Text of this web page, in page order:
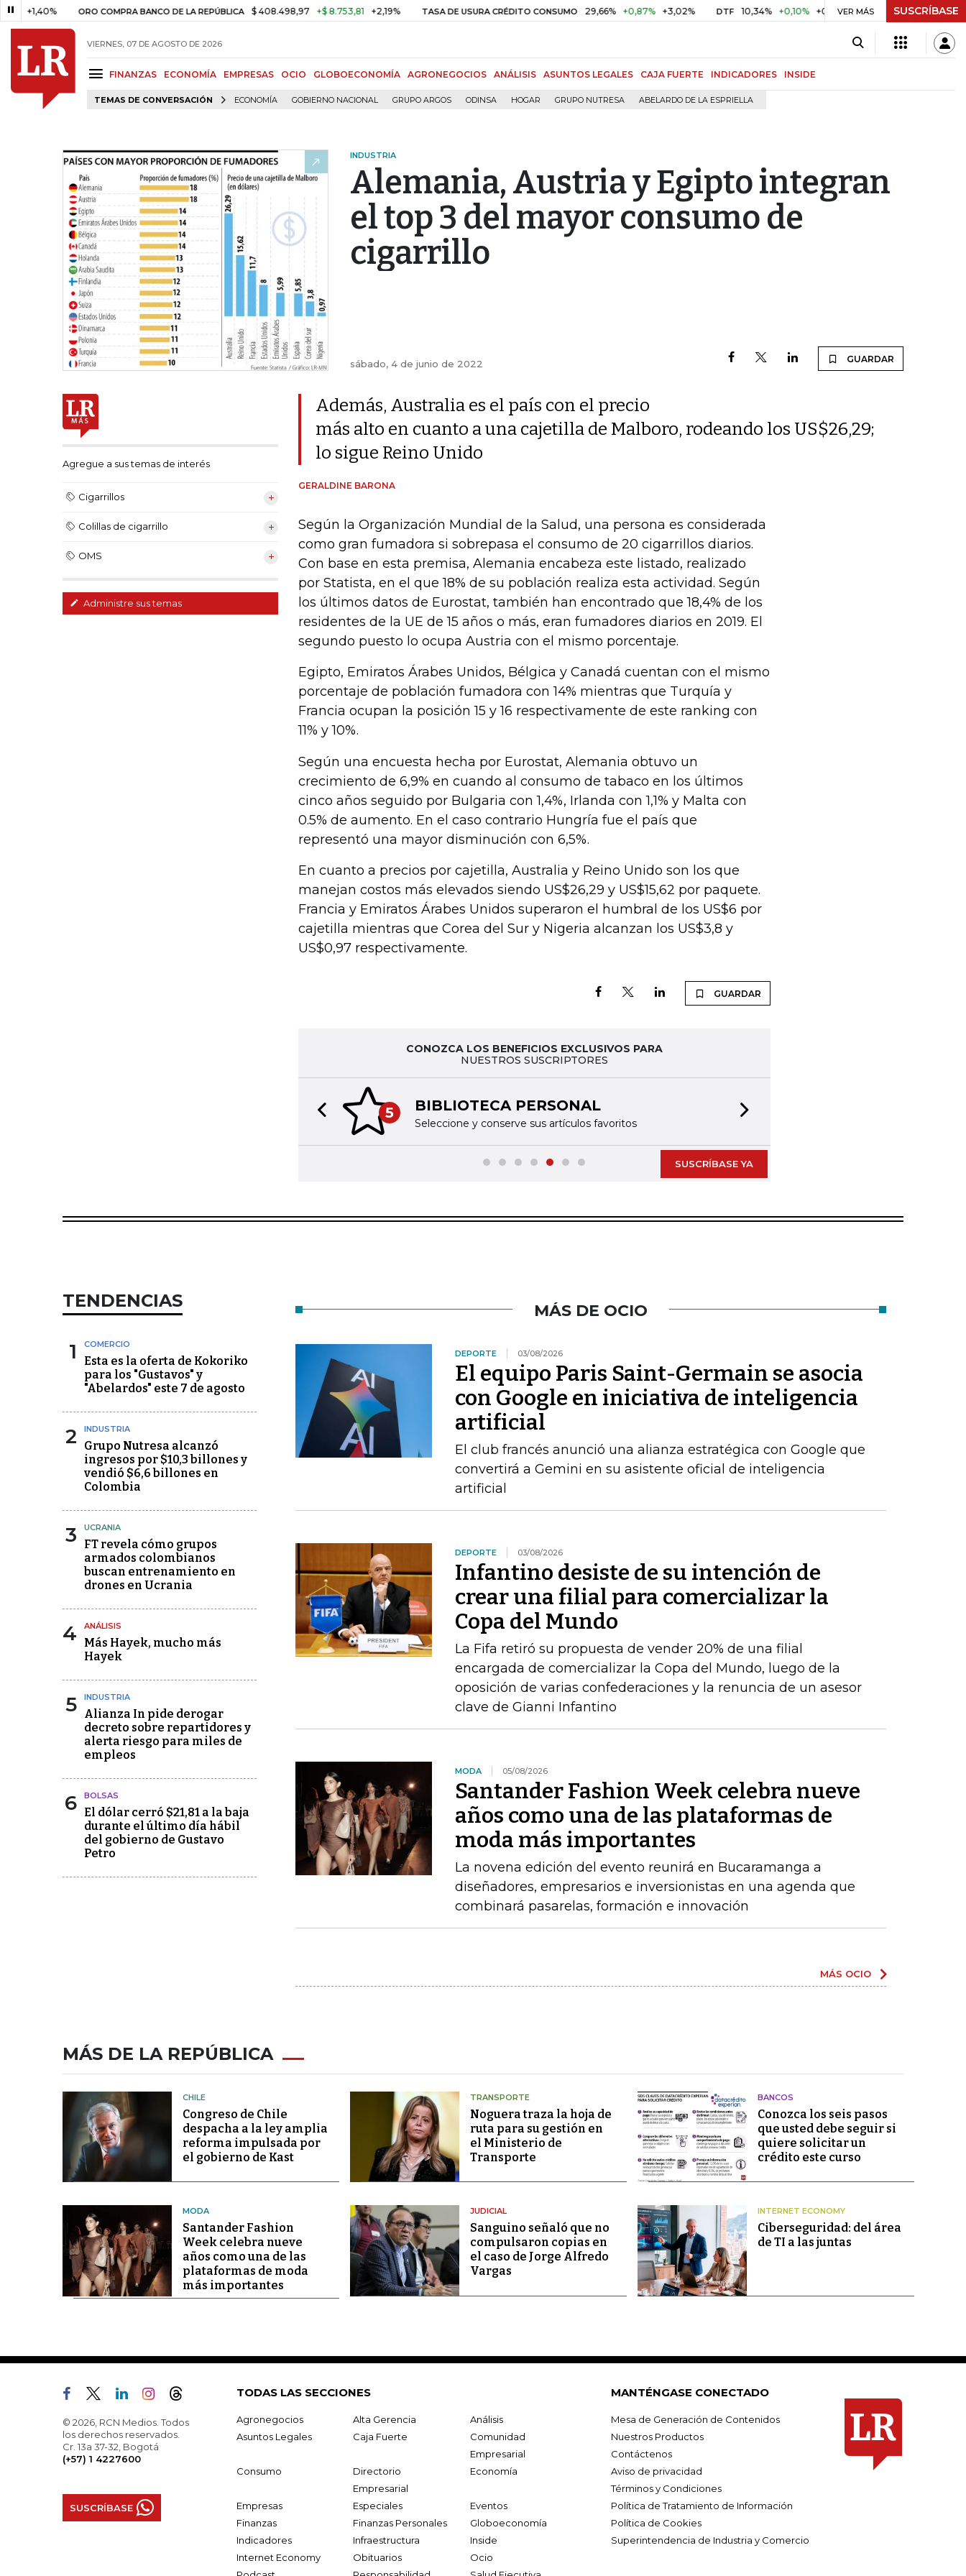
ORO COMPRA BANCO DE LA REPÚBLICA $ 408.498,97 +$ 8.753,81 +2,19% TASA DE USURA CRÉDITO CONSUMO 29,66% +0,87% +3,02% DTF 10,34% +0,10% +0,98% UVR $ 416,91 +$ 0,05
VER MÁS SUSCRÍBASE
VIERNES, 07 DE AGOSTO DE 2026
FINANZAS ECONOMÍA EMPRESAS OCIO GLOBOECONOMÍA AGRONEGOCIOS ANÁLISIS ASUNTOS LEGALES CAJA FUERTE INDICADORES INSIDE
TEMAS DE CONVERSACIÓN ECONOMÍA GOBIERNO NACIONAL GRUPO ARGOS ODINSA HOGAR GRUPO NUTRESA ABELARDO DE LA ESPRIELLA
INDUSTRIA
Alemania, Austria y Egipto integran
el top 3 del mayor consumo de
cigarrillo
sábado, 4 de junio de 2022 GUARDAR
Agregue a sus temas de interés
Cigarrillos
Colillas de cigarrillo
OMS
Administre sus temas
Además, Australia es el país con el precio
más alto en cuanto a una cajetilla de Malboro, rodeando los US$26,29;
lo sigue Reino Unido
GERALDINE BARONA
Según la Organización Mundial de la Salud, una persona es considerada
como gran fumadora si sobrepasa el consumo de 20 cigarrillos diarios.
Con base en esta premisa, Alemania encabeza este listado, realizado
por Statista, en el que 18% de su población realiza esta actividad. Según
los últimos datos de Eurostat, también han encontrado que 18,4% de los
residentes de la UE de 15 años o más, eran fumadores diarios en 2019. El
segundo puesto lo ocupa Austria con el mismo porcentaje.
Egipto, Emiratos Árabes Unidos, Bélgica y Canadá cuentan con el mismo
porcentaje de población fumadora con 14% mientras que Turquía y
Francia ocupan la posición 15 y 16 respectivamente de este ranking con
11% y 10%.
Según una encuesta hecha por Eurostat, Alemania obtuvo un
crecimiento de 6,9% en cuando al consumo de tabaco en los últimos
cinco años seguido por Bulgaria con 1,4%, Irlanda con 1,1% y Malta con
0.5% de aumento. En el caso contrario Hungría fue el país que
representó una mayor disminución con 6,5%.
En cuanto a precios por cajetilla, Australia y Reino Unido son los que
manejan costos más elevados siendo US$26,29 y US$15,62 por paquete.
Francia y Emiratos Árabes Unidos superaron el humbral de los US$6 por
cajetilla mientras que Corea del Sur y Nigeria alcanzan los US$3,8 y
US$0,97 respectivamente.
GUARDAR
CONOZCA LOS BENEFICIOS EXCLUSIVOS PARA
NUESTROS SUSCRIPTORES
5 BIBLIOTECA PERSONAL
Seleccione y conserve sus artículos favoritos
Previous slide
SUSCRÍBASE YA
TENDENCIAS
1 COMERCIO
Esta es la oferta de Kokoriko
para los "Gustavos" y
"Abelardos" este 7 de agosto
2 INDUSTRIA
Grupo Nutresa alcanzó
ingresos por $10,3 billones y
vendió $6,6 billones en
Colombia
3 UCRANIA
FT revela cómo grupos
armados colombianos
buscan entrenamiento en
drones en Ucrania
4 ANÁLISIS
Más Hayek, mucho más
Hayek
5 INDUSTRIA
Alianza In pide derogar
decreto sobre repartidores y
alerta riesgo para miles de
empleos
6 BOLSAS
El dólar cerró $21,81 a la baja
durante el último día hábil
del gobierno de Gustavo
Petro
MÁS DE OCIO
DEPORTE 03/08/2026
El equipo Paris Saint-Germain se asocia
con Google en iniciativa de inteligencia
artificial
El club francés anunció una alianza estratégica con Google que
convertirá a Gemini en su asistente oficial de inteligencia
artificial
DEPORTE 03/08/2026
Infantino desiste de su intención de
crear una filial para comercializar la
Copa del Mundo
La Fifa retiró su propuesta de vender 20% de una filial
encargada de comercializar la Copa del Mundo, luego de la
oposición de varias confederaciones y la renuncia de un asesor
clave de Gianni Infantino
MODA 05/08/2026
Santander Fashion Week celebra nueve
años como una de las plataformas de
moda más importantes
La novena edición del evento reunirá en Bucaramanga a
diseñadores, empresarios e inversionistas en una agenda que
combinará pasarelas, formación e innovación
MÁS OCIO
MÁS DE LA REPÚBLICA
CHILE
Congreso de Chile
despacha a la ley amplia
reforma impulsada por
el gobierno de Kast
TRANSPORTE
Noguera traza la hoja de
ruta para su gestión en
el Ministerio de
Transporte
BANCOS
Conozca los seis pasos
que usted debe seguir si
quiere solicitar un
crédito este curso
MODA
Santander Fashion
Week celebra nueve
años como una de las
plataformas de moda
más importantes
JUDICIAL
Sanguino señaló que no
compulsaron copias en
el caso de Jorge Alfredo
Vargas
INTERNET ECONOMY
Ciberseguridad: del área
de TI a las juntas
© 2026, RCN Medios. Todos
los derechos reservados.
Cr. 13a 37-32, Bogotá
(+57) 1 4227600
SUSCRÍBASE
TODAS LAS SECCIONES
Agronegocios Alta Gerencia
Análisis
Asuntos Legales
Caja Fuerte
Comunidad
Empresarial
Consumo
Directorio
Empresarial
Economía
Empresas Especiales
Eventos
Finanzas
Finanzas Personales
Globoeconomía
Indicadores
Infraestructura
Inside
Internet Economy
Obituarios
Ocio
MANTÉNGASE CONECTADO
Mesa de Generación de Contenidos
Nuestros Productos
Contáctenos
Aviso de privacidad
Términos y Condiciones
Política de Tratamiento de Información
Política de Cookies
Superintendencia de Industria y Comercio